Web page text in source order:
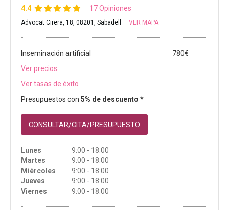
4.4 17 Opiniones
Advocat Cirera, 18, 08201, Sabadell VER MAPA
Inseminación artificial
780€
Ver precios
Ver tasas de éxito
Presupuestos con 5% de descuento *
CONSULTAR/CITA/PRESUPUESTO
Lunes
9:00 - 18:00
Martes
9:00 - 18:00
Miércoles
9:00 - 18:00
Jueves
9:00 - 18:00
Viernes
9:00 - 18:00